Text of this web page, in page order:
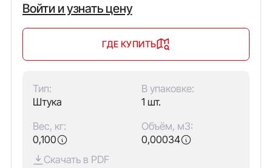
Войти и узнать цену
ГДЕ КУПИТЬ
Тип:
Штука
В упаковке:
1 шт.
Вес, кг:
0,100
Объём, м3:
0,00034
Скачать в PDF